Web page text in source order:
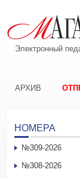
Электронный
АРХИВ
НОМЕРА
№309-2026
№308-2026